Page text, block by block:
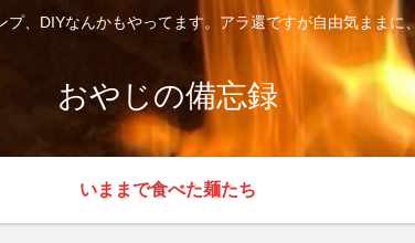
、DIYなんかもやってます。アラ還ですが自由気まま
おやじの備忘録
いままで食べた麺たち